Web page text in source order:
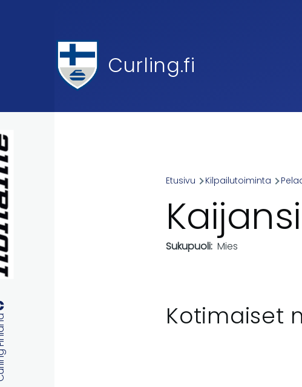
Curling.fi
Breadcrumb
Etusivu Kilpailutoiminta
Sukupuoli Mies
Kotimaiset